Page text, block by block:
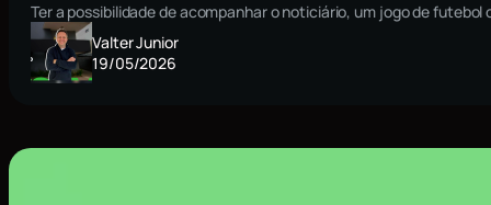
Ter a possibilidade de acompanhar o noticiário, um jogo de
Valter Junior
19/05/2026